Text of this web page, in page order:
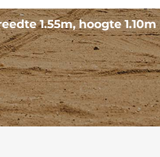
1.55m, hoogte 1.10m